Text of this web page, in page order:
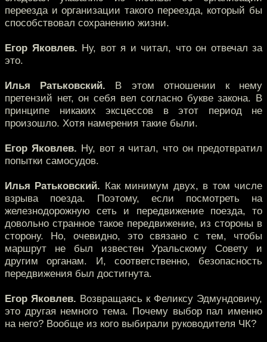
переезда и организации такого переезда, который бы
способствовал сохранению жизни.
Егор Яковлев. Ну, вот я и читал, что он отвечал за
это.
Илья Ратьковский. В этом отношении к нему
претензий нет, он себя вел согласно букве закона. В
принципе никаких эксцессов в этот период не
произошло. Хотя намерения такие были.
Егор Яковлев. Ну, вот я читал, что он предотвратил
попытки самосудов.
Илья Ратьковский. Как минимум двух, в том числе
взрыва поезда. Поэтому, если посмотреть на
железнодорожную сеть и передвижение поезда, то
довольно странное такое передвижение, из стороны в
сторону. Но, очевидно, это связано с тем, чтобы
маршрут не был известен Уральскому Совету и
другим органам. И, соответственно, безопасность
передвижения был достигнута.
Егор Яковлев. Возвращаясь к Феликсу Эдмундовичу,
это другая немного тема. Почему выбор пал именно
на него? Вообще из кого выбирали руководителя ЧК?